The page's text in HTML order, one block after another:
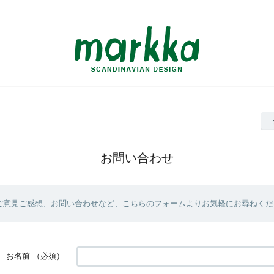
お問い合わせ
見ご感想、お問い合わせなど、こちらのフォームよりお気軽にお尋ねくだ
お名前 （必須）